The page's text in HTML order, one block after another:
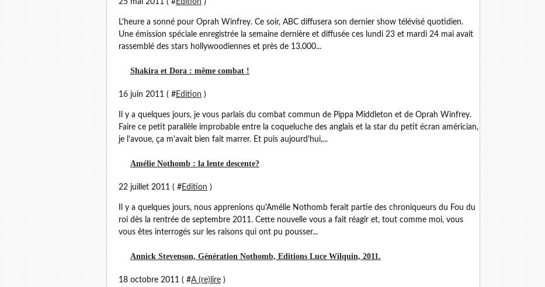
25 mai 2011 ( #Edition )
L'heure a sonné pour Oprah Winfrey. Ce soir, ABC diffusera son dernier show télévisé quotidien.
Une émission spéciale enregistrée la semaine dernière et diffusée ces lundi 23 et mardi 24 mai avait
rassemblé des stars hollywoodiennes et près de 13.000...
Shakira et Dora : même combat !
16 juin 2011 ( #Edition )
Il y a quelques jours, je vous parlais du combat commun de Pippa Middleton et de Oprah Winfrey.
Faire ce petit parallèle improbable entre la coqueluche des anglais et la star du petit écran américian,
je l'avoue, ça m'avait bien fait marrer. Et puis aujourd'hui,...
Amélie Nothomb : la lente descente?
22 juillet 2011 ( #Edition )
Il y a quelques jours, nous apprenions qu'Amélie Nothomb ferait partie des chroniqueurs du Fou du
roi dès la rentrée de septembre 2011. Cette nouvelle vous a fait réagir et, tout comme moi, vous
vous êtes interrogés sur les raisons qui ont pu pousser...
Annick Stevenson, Génération Nothomb, Editions Luce Wilquin, 2011.
18 octobre 2011 ( #A (re)lire )